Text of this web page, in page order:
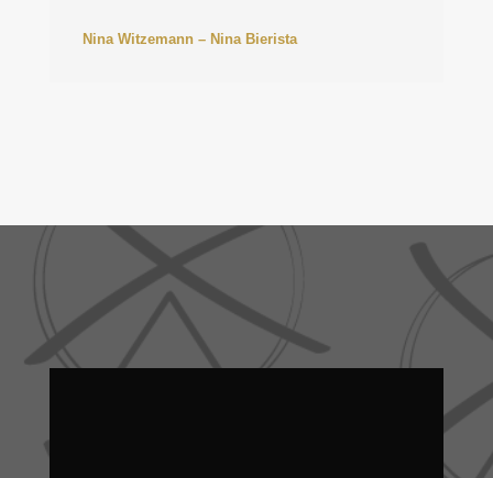
Nina Witzemann – Nina Bierista